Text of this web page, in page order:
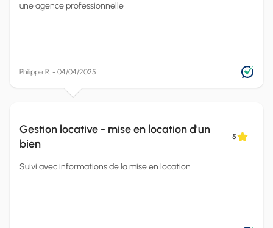
une agence professionnelle
Philippe R. - 04/04/2025
Gestion locative - mise en location d'un
bien
5
Suivi avec informations de la mise en location